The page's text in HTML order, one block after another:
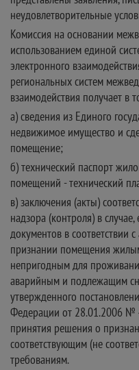
неудовлетворительные
Комиссия на основании
использованием единой
электронного
региональных систем
взаимодействия получает в
а) сведения из Единого
недвижимое имущество и
помещение;
б) технический паспорт
помещений - технический
в) заключения (акты)
надзора (контроля) в
документов в соответствии
признании помещения
непригодным для
аварийным и подлежащим
утвержденного
Федерации от 28.01.2006 №
принятия решения о
соответствующим (не
требованиям.